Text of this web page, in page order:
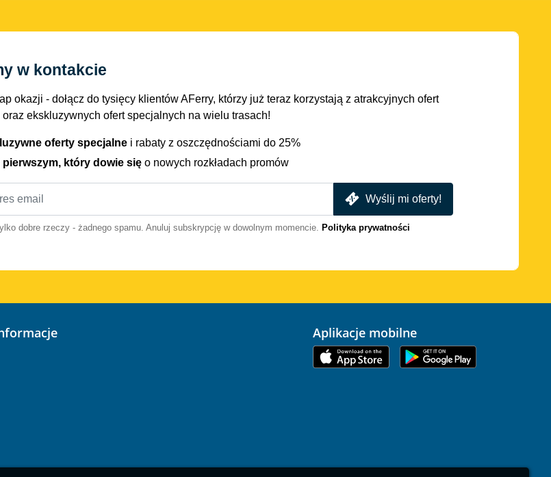
w kontakcie
okazji - dołącz do tysięcy klientów AFerry, którzy już teraz korzystają z atrakcyjnych ofert
oraz ekskluzywnych ofert specjalnych na wielu trasach!
oferty specjalne i rabaty z oszczędnościami do 25%
pierwszym, który dowie się o nowych rozkładach promów
Wyślij mi oferty!
dobre rzeczy - żadnego spamu. Anuluj subskrypcję w dowolnym momencie. Polityka prywatności
Aplikacje mobilne